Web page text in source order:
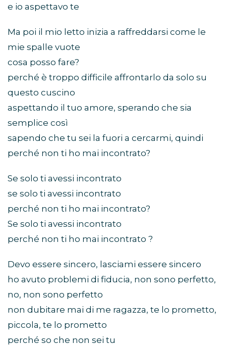
e io aspettavo te
Ma poi il mio letto inizia a raffreddarsi come le
mie spalle vuote
cosa posso fare?
perché è troppo difficile affrontarlo da solo su
questo cuscino
aspettando il tuo amore, sperando che sia
semplice così
sapendo che tu sei la fuori a cercarmi, quindi
perché non ti ho mai incontrato?
Se solo ti avessi incontrato
se solo ti avessi incontrato
perché non ti ho mai incontrato?
Se solo ti avessi incontrato
perché non ti ho mai incontrato ?
Devo essere sincero, lasciami essere sincero
ho avuto problemi di fiducia, non sono perfetto,
no, non sono perfetto
non dubitare mai di me ragazza, te lo prometto,
piccola, te lo prometto
perché so che non sei tu